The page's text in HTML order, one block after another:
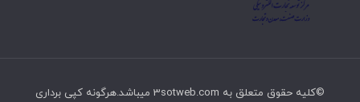
©کلیه حقوق متعلق به 3sotweb.com میباشد.هرگونه کپی برداری